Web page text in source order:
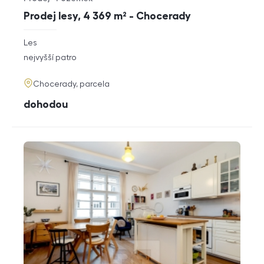
Prodej lesy, 4 369 m² - Chocerady
Typ nabídky
Typ nemovitosti
rozměry
Les
funkce
nejvyšší patro
adresa
Chocerady, parcela
cena
dohodou